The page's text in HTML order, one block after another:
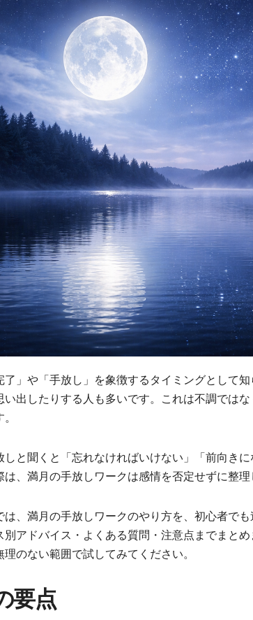
了」や「手放し」を象徴するタイミングとして
い出したりする人も多いです。これは不調では
しと聞くと「忘れなければいけない」「前向き
は、満月の手放しワークは感情を否定せずに整
は、満月の手放しワークのやり方を、初心者で
別アドバイス・よくある質問・注意点までまと
理のない範囲で試してみてください。
要点